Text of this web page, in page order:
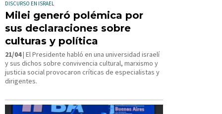
DISCURSO EN ISRAEL
Milei generó polémica por
sus declaraciones sobre
culturas y política
21/04| El Presidente habló en una universidad israelí
y sus dichos sobre convivencia cultural, marxismo y
justicia social provocaron críticas de especialistas y
dirigentes.